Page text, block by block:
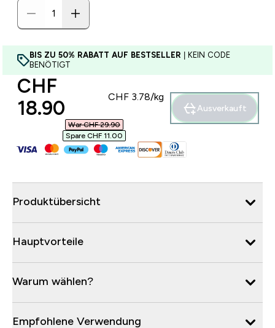
BIS ZU 50% RABATT AUF BESTSELLER | KEIN CODE
BENÖTIGT
discounted price
CHF
18.90‎
CHF 3.78‎/kg
War CHF 29.90‎
Spare CHF 11.00‎
Ausverkauft
Produktübersicht
Hauptvorteile
Warum wählen?
Empfohlene Verwendung